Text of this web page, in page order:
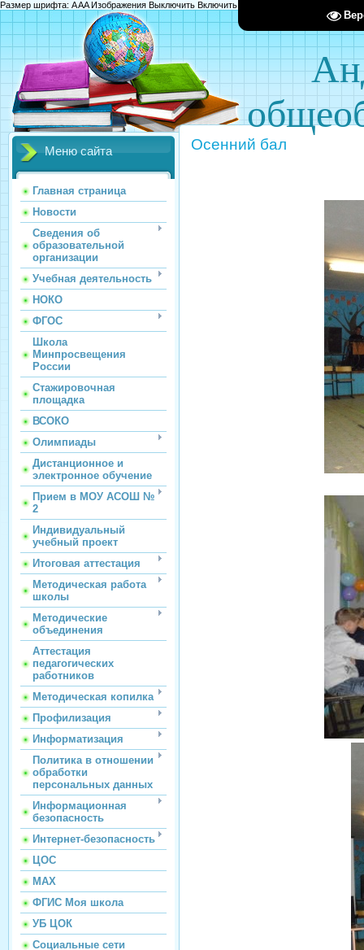
Размер шрифта: AAAИзображения Выключить Включить
Меню сайта
Главная страница
Новости
Сведения об
образовательной
организации
Учебная деятельность
НОКО
ФГОС
Школа
Минпросвещения
России
Стажировочная
площадка
ВСОКО
Олимпиады
Дистанционное и
электронное обучение
Прием в МОУ АСОШ №
2
Индивидуальный
учебный проект
Итоговая аттестация
Методическая работа
школы
Методические
объединения
Аттестация
педагогических
работников
Методическая копилка
Профилизация
Информатизация
Политика в отношении
обработки
персональных данных
Информационная
безопасность
Интернет-безопасность
ЦОС
МАХ
ФГИС Моя школа
УБ ЦОК
Социальные сети
Осенний бал